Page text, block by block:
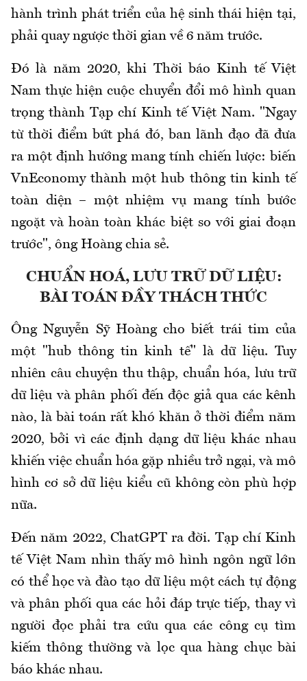
hành trình phát triển của hệ sinh thái hiện tại,
phải quay ngược thời gian về 6 năm trước.
Đó là năm 2020, khi Thời báo Kinh tế Việt
Nam thực hiện cuộc chuyển đổi mô hình quan
trọng thành Tạp chí Kinh tế Việt Nam. "Ngay
từ thời điểm bứt phá đó, ban lãnh đạo đã đưa
ra một định hướng mang tính chiến lược: biến
VnEconomy thành một hub thông tin kinh tế
toàn diện – một nhiệm vụ mang tính bước
ngoặt và hoàn toàn khác biệt so với giai đoạn
trước", ông Hoàng chia sẻ.
CHUẨN HOÁ, LƯU TRỮ DỮ LIỆU:
BÀI TOÁN ĐẦY THÁCH THỨC
Ông Nguyễn Sỹ Hoàng cho biết trái tim của
một "hub thông tin kinh tế" là dữ liệu. Tuy
nhiên câu chuyện thu thập, chuẩn hóa, lưu trữ
dữ liệu và phân phối đến độc giả qua các kênh
nào, là bài toán rất khó khăn ở thời điểm năm
2020, bởi vì các định dạng dữ liệu khác nhau
khiến việc chuẩn hóa gặp nhiều trở ngại, và mô
hình cơ sở dữ liệu kiểu cũ không còn phù hợp
nữa.
Đến năm 2022, ChatGPT ra đời. Tạp chí Kinh
tế Việt Nam nhìn thấy mô hình ngôn ngữ lớn
có thể học và đào tạo dữ liệu một cách tự động
và phân phối qua các hỏi đáp trực tiếp, thay vì
người đọc phải tra cứu qua các công cụ tìm
kiếm thông thường và lọc qua hàng chục bài
báo khác nhau.